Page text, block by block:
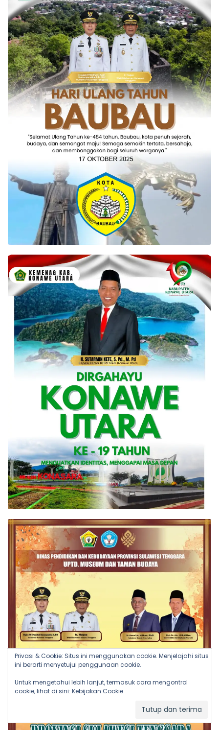
Privasi & Cookie: Situs ini menggunakan cookie. Menjelajahi situs
ini berarti menyetujui penggunaan cookie.
Untuk mengetahui lebih lanjut, termasuk cara mengontrol
cookie, lihat di sini: Kebijakan Cookie